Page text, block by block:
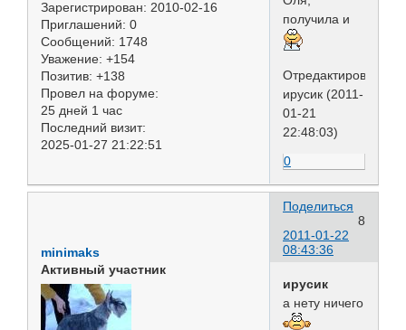
Зарегистрирован: 2010-02-16
Приглашений: 0
Сообщений: 1748
Уважение: +154
Позитив: +138
Провел на форуме:
25 дней 1 час
Последний визит:
2025-01-27 21:22:51
получила и
Отредактировано
ирусик (2011-
01-21
22:48:03)
0
Поделиться
8
2011-01-22
08:43:36
minimaks
Активный участник
ирусик
а нету ничего